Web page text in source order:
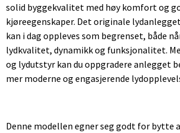
solid byggekvalitet med høy komfort og
kjøreegenskaper. Det originale
kan i dag oppleves som begrenset, både
lydkvalitet, dynamikk og funksjonalitet.
og lydutstyr kan du oppgradere anlegget
mer moderne og engasjerende
Denne modellen egner seg godt for bytte